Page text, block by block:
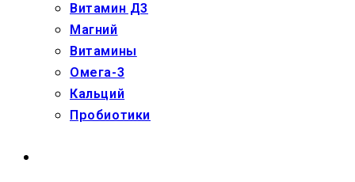
Витамин Д3
Магний
Витамины
Омега-3
Кальций
Пробиотики